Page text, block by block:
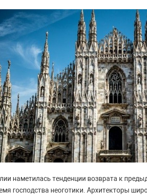
наметилась тенденции возврата к
господства неоготики. Архитекторы